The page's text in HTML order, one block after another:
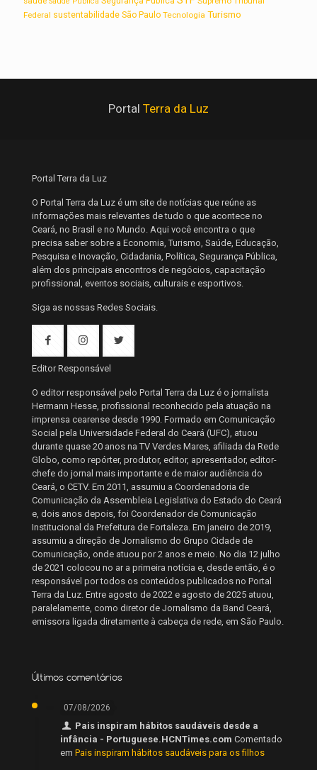
Federal sustentabilidade São Paulo Tecnologia Turismo
Portal Terra da Luz
Portal Terra da Luz
O Portal Terra da Luz é um site de notícias que reúne as
informações mais relevantes de tudo o que acontece no
Ceará, no Brasil e no Mundo. Aqui você encontra o que
precisa saber sobre a Economia, Turismo, Saúde, Educação,
Pesquisa e Inovação, Cidadania, Política, Segurança Pública,
além dos principais encontros de negócios, capacitação
profissional, eventos sociais, culturais e esportivos.
Siga as nossas Redes Sociais.
Editor Responsável
O editor responsável pelo Portal Terra da Luz é o jornalista
Hermann Hesse, profissional reconhecido pela atuação na
imprensa cearense desde 1990. Formado em Comunicação
Social pela Universidade Federal do Ceará (UFC), atuou
durante quase 20 anos na TV Verdes Mares, afiliada da Rede
Globo, como repórter, produtor, editor, apresentador, editor-
chefe do jornal mais importante e de maior audiência do
Ceará, o CETV. Em 2011, assumiu a Coordenadoria de
Comunicação da Assembleia Legislativa do Estado do Ceará
e, dois anos depois, foi Coordenador de Comunicação
Institucional da Prefeitura de Fortaleza. Em janeiro de 2019,
assumiu a direção de Jornalismo do Grupo Cidade de
Comunicação, onde atuou por 2 anos e meio. No dia 12 julho
de 2021 colocou no ar a primeira notícia e, desde então, é o
responsável por todos os conteúdos publicados no Portal
Terra da Luz. Entre agosto de 2022 e agosto de 2025 atuou,
paralelamente, como diretor de Jornalismo da Band Ceará,
emissora ligada diretamente à cabeça de rede, em São Paulo.
Últimos comentários
07/08/2026
Pais inspiram hábitos saudáveis desde a
infância - Portuguese.HCNTimes.com Comentado
em Pais inspiram hábitos saudáveis para os filhos